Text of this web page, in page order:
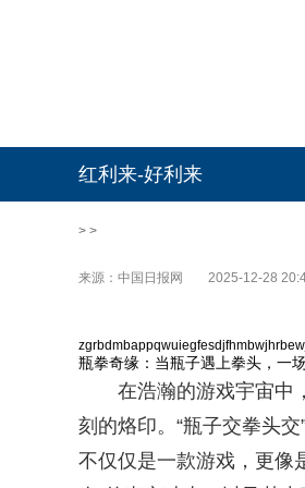
红利来-好利来
> >
来源：中国日报网 2025-12-28
瓶拳奇缘：当瓶子遇上拳头，一
在浩瀚的游戏宇宙中
刻的烙印。“瓶子交拳头
不仅仅是一款游戏，更像